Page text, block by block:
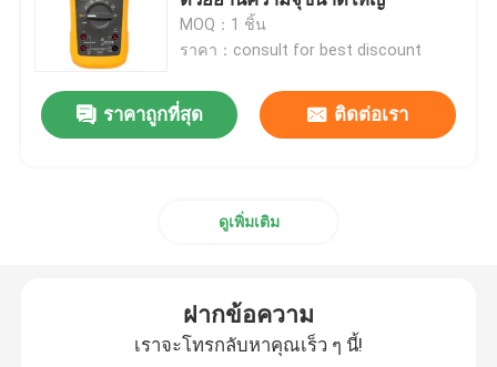
เครื่องเชื่อมสายเคเบิล
สวิตช์และซ็อตที่ป้องกันระเบิด
สวิตช์เซนเซอร์จับความใกล้เคียง
MOQ：1 ชิ้น
ราคา：consult for best discount
ราคาถูกที่สุด ติดต่อเรา
ดูเพิ่มเติม
ฝากข้อความ
เราจะโทรกลับหาคุณเร็ว ๆ นี้!